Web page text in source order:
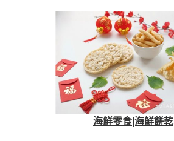
海鮮零食|海鮮餅乾